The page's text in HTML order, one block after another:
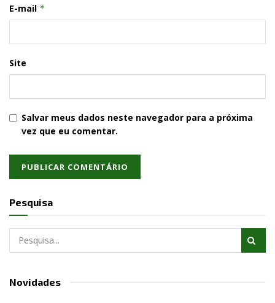
E-mail *
Site
Salvar meus dados neste navegador para a próxima
vez que eu comentar.
Pesquisa
Novidades